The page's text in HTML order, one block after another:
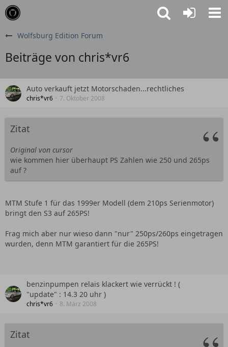
Wolfsburg Edition Forum
Beiträge von chris*vr6
Auto verkauft jetzt Motorschaden...rechtliches
chris*vr6 7. Oktober 2008
Zitat
Original von cursor
wie kommen hier überhaupt PS Zahlen wie 250 und 265ps
auf ?
MTM Stufe 1 für das 1999er Modell (dem 210ps Serienmotor)
bringt den S3 auf 265PS!
Frag mich aber nur wieso dann "nur" 250ps/260ps eingetragen
wurden, denn MTM garantiert für die 265PS!
benzinpumpen relais klackert wie verrückt ! (
"update" : 14.3 20 uhr )
chris*vr6 8. März 2008
Zitat